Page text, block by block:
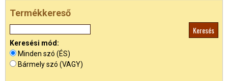
Termékkereső
Keresési mód:
Minden szó (ÉS)
Bármely szó (VAGY)